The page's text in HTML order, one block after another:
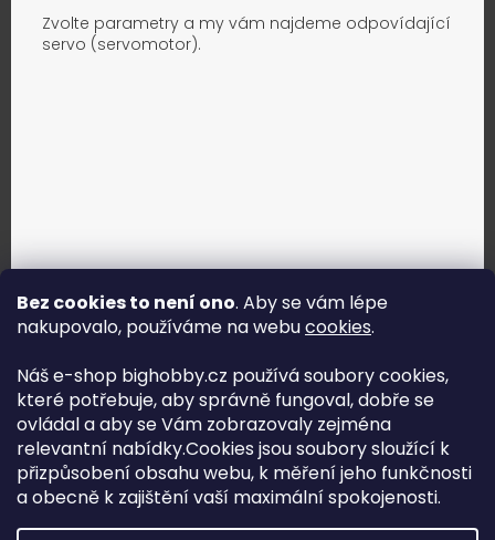
Bez cookies to není ono. Aby se vám lépe
nakupovalo, používáme na webucookies.
Náš e-shop bighobby.cz používá soubory cookies,
které potřebuje, aby správně fungoval, dobře se
ovládal a aby se Vám zobrazovaly zejména
relevantní nabídky.Cookies jsou soubory sloužící k
přizpůsobení obsahu webu, k měření jeho funkčnosti
a obecně k zajištění vaší maximální spokojenosti.
Zvolte parametry a my vám najdeme odpovídající
servo (servomotor).
Jak vybrat správné servo?
Najít správné servo